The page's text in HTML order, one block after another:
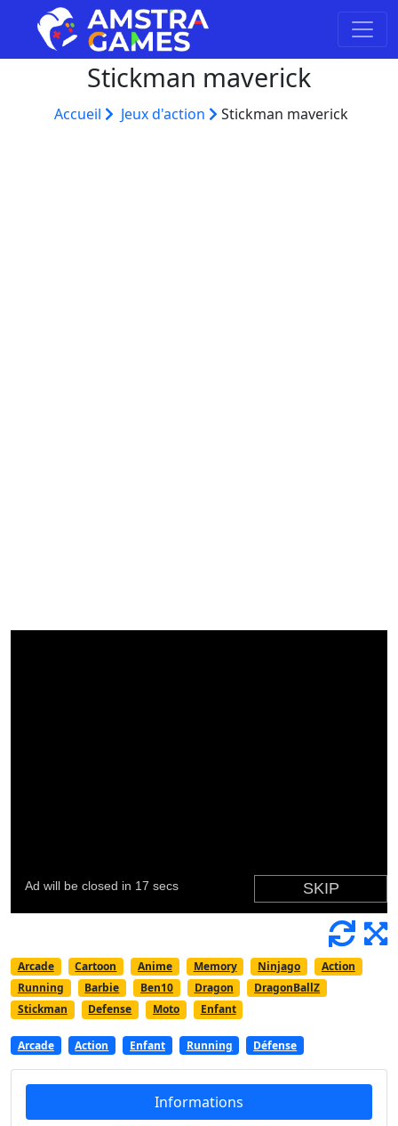
Stickman maverick
Accueil Jeux d'action Stickman maverick
Arcade Cartoon Anime Memory Ninjago
Action
Running
Barbie Ben10 Dragon
DragonBallZ
Stickman
Defense Moto Enfant
Arcade Action Enfant Running Défense
Informations